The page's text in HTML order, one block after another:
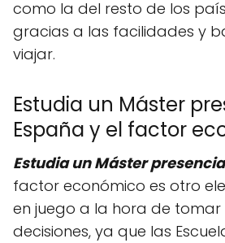
como la del resto de los
gracias a las facilidades y
viajar.
Estudia un Máster
España y el factor
Estudia un Máster
factor económico es otro
en juego a la hora de tomar
decisiones, ya que las